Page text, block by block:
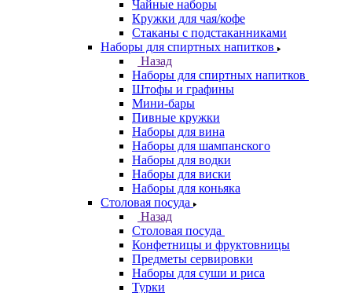
Чайные наборы
Кружки для чая/кофе
Стаканы с подстаканниками
Наборы для спиртных напитков
Назад
Наборы для спиртных напитков
Штофы и графины
Мини-бары
Пивные кружки
Наборы для вина
Наборы для шампанского
Наборы для водки
Наборы для виски
Наборы для коньяка
Столовая посуда
Назад
Столовая посуда
Конфетницы и фруктовницы
Предметы сервировки
Наборы для суши и риса
Турки